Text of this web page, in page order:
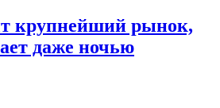
крупнейший рынок,
даже ночью